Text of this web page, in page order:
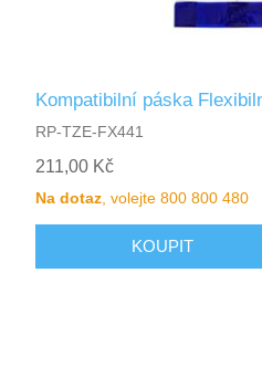
Kompatibilní páska
RP-TZE-FX441
211,00 Kč
Na dotaz , volejte 800 800 480